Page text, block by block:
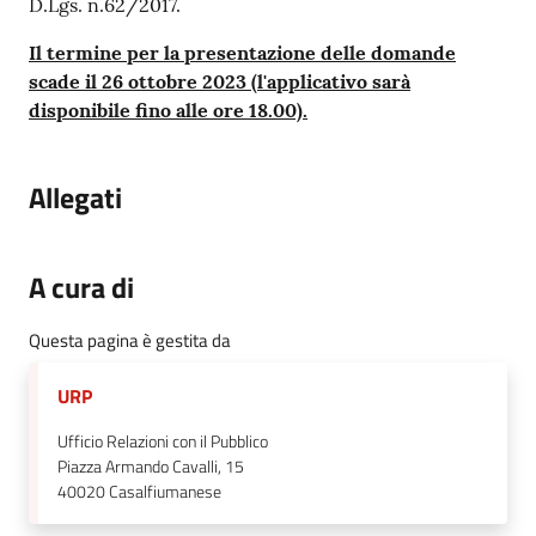
D.Lgs. n.62/2017.
Il termine per la presentazione delle domande
scade il 26 ottobre 2023 (l'applicativo sarà
disponibile fino alle ore 18.00).
Allegati
A cura di
Questa pagina è gestita da
URP
Ufficio Relazioni con il Pubblico
Piazza Armando Cavalli, 15
40020Casalfiumanese